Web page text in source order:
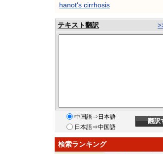
hanot's cirrhosis
テキスト翻訳
中国語⇒日本語
日本語⇒中国語
検索ランキング